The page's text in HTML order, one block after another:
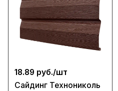
18.89 руб./шт
Сайдинг Технониколь